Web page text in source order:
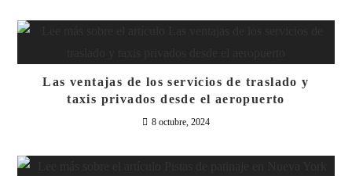
Las ventajas de los servicios de traslado y
taxis privados desde el aeropuerto
8 octubre, 2024